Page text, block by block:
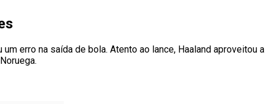
erro na saída de bola. Atento ao lance, Haaland aproveitou a